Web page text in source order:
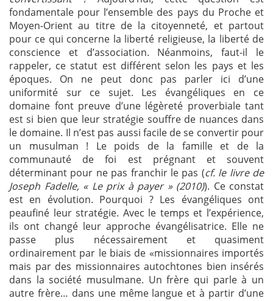
fondamentale pour l’ensemble des pays du Proche et
Moyen-Orient au titre de la citoyenneté, et partout
pour ce qui concerne la liberté religieuse, la liberté de
conscience et d’association. Néanmoins, faut-il le
rappeler, ce statut est différent selon les pays et les
époques. On ne peut donc pas parler ici d’une
uniformité sur ce sujet. Les évangéliques en ce
domaine font preuve d’une légèreté proverbiale tant
est si bien que leur stratégie souffre de nuances dans
le domaine. Il n’est pas aussi facile de se convertir pour
un musulman ! Le poids de la famille et de la
communauté de foi est prégnant et souvent
déterminant pour ne pas franchir le pas (cf. le livre de
Joseph Fadelle, « Le prix à payer » (2010)). Ce constat
est en évolution. Pourquoi ? Les évangéliques ont
peaufiné leur stratégie. Avec le temps et l’expérience,
ils ont changé leur approche évangélisatrice. Elle ne
passe plus nécessairement et quasiment
ordinairement par le biais de «missionnaires importés
mais par des missionnaires autochtones bien insérés
dans la société musulmane. Un frère qui parle à un
autre frère… dans une même langue et à partir d’une